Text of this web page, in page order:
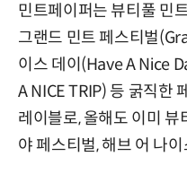
민트페이퍼는 뷰티풀 민
그랜드 민트 페스티벌
이스 데이(Have A Nice
A NICE TRIP) 등 굵직한
레이블로, 올해도 이미 뷰
야 페스티벌, 해브 어 나